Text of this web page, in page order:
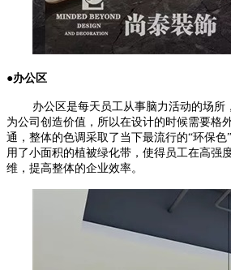
●办公区
办公区是每天员工从事脑力活动的场所
为公司创造价值，所以在设计的时候需要格
通，整体的色调采取了当下最流行的“环保
用了小面积的植被绿化带，使得员工在高强
维，提高整体的企业效率。